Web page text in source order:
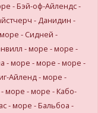
- Бэй-оф-Айлендс -
- Данидин -
- Сидней -
- море - море -
- море - море - море -
Айленд - море -
море - море - Кабо-
- море - Бальбоа -